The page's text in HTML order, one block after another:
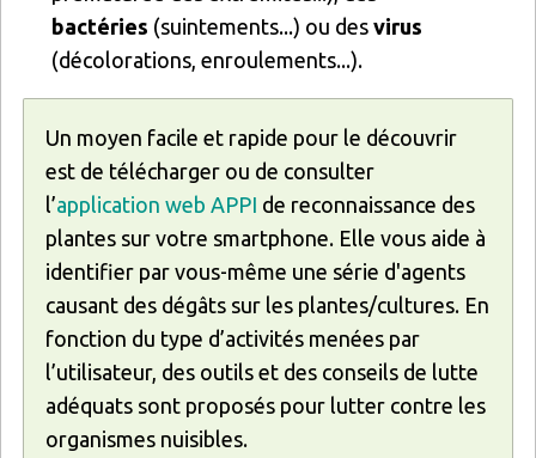
bactéries (suintements...) ou des virus
(décolorations, enroulements...).
Un moyen facile et rapide pour le découvrir
est de télécharger ou de consulter
l’application web APPI de reconnaissance des
plantes sur votre smartphone. Elle vous aide à
identifier par vous-même une série d'agents
causant des dégâts sur les plantes/cultures. En
fonction du type d’activités menées par
l’utilisateur, des outils et des conseils de lutte
adéquats sont proposés pour lutter contre les
organismes nuisibles.